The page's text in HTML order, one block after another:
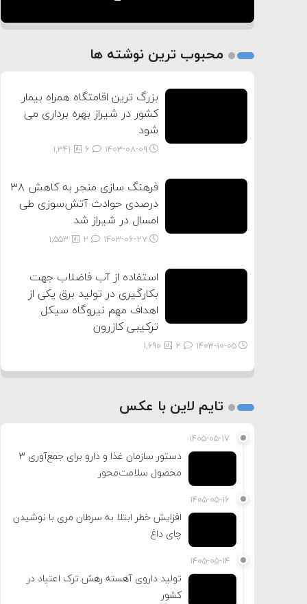
2
محبوب ترین نوشته ها
بزرگ ترین اقامتگاه همراه بیمار
کشور در شیراز بهره برداری می
شود
۱۴۰۳-۰۸-۰۹ 1,341
فرهنگ سازی منجر به کاهش ۳۸
درصدی حوادث آتش‌سوزی طی
امسال در شیراز شد
۱۴۰۳-۰۶-۲۷ 1,553
استفاده از آب فاضلاب جهت
بکارگیری در تولید برق یکی از
اهداف مهم نیروگاه سیکل
ترکیبی کازرون
۱۴۰۳-۱۰-۰۵ 1,690
تایم لاین با عکس
۱۴۰۵-۰۵-۱۷
دستور سازمان غذا و دارو برای جمع‌آوری ۳
محصول سلامت‌محور
۱۴۰۵-۰۵-۱۶
افزایش خطر ابتلا به سرطان مری با نوشیدن
چای داغ
۱۴۰۵-۰۵-۱۴
تولید داروی آهسته رهش ترک اعتیاد در
کشور